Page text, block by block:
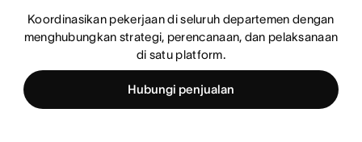
Koordinasikan pekerjaan di seluruh departemen dengan
menghubungkan strategi, perencanaan, dan pelaksanaan
di satu platform.
Hubungi penjualan